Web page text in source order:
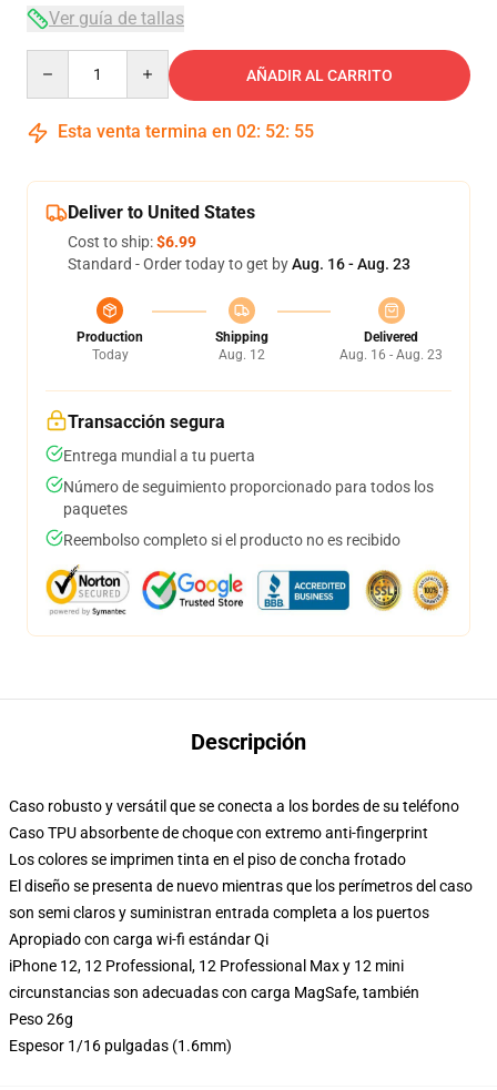
Ver guía de tallas
AÑADIR AL CARRITO
Esta venta termina en 02: 52: 54
Deliver to United States
Cost to ship:$6.99
Standard - Order today to get byAug. 16 - Aug. 23
Production
Today
Shipping
Aug. 12
Delivered
Aug. 16 - Aug. 23
Transacción segura
Entrega mundial a tu puerta
Número de seguimiento proporcionado para todos los
paquetes
Reembolso completo si el producto no es recibido
Descripción
Caso robusto y versátil que se conecta a los bordes de su teléfono
Caso TPU absorbente de choque con extremo anti-fingerprint
Los colores se imprimen tinta en el piso de concha frotado
El diseño se presenta de nuevo mientras que los perímetros del caso
son semi claros y suministran entrada completa a los puertos
Apropiado con carga wi-fi estándar Qi
iPhone 12, 12 Professional, 12 Professional Max y 12 mini
circunstancias son adecuadas con carga MagSafe, también
Peso 26g
Espesor 1/16 pulgadas (1.6mm)